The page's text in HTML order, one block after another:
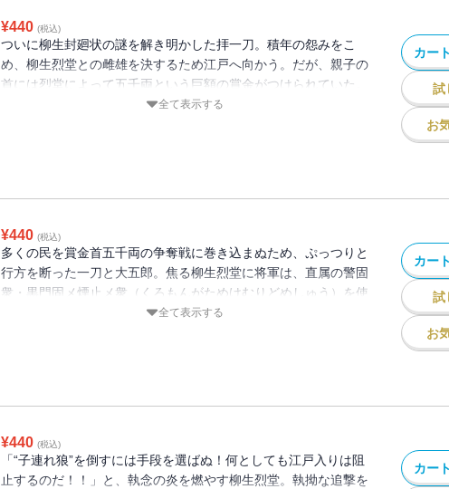
¥440 (税込)
ついに柳生封廻状の謎を解き明かした拝一刀。積年の怨みをこ
め、柳生烈堂との雌雄を決するため江戸へ向かう。だが、親子の
首には烈堂によって五千両という巨額の賞金がつけられていた。
行く手には、賞金目当ての賞金稼ぎばかりでなく農民や町人たち
全て表示する
カー
試
お
¥440 (税込)
多くの民を賞金首五千両の争奪戦に巻き込まぬため、ぷっつりと
行方を断った一刀と大五郎。焦る柳生烈堂に将軍は、直属の警固
衆・黒門固メ煙止メ衆（くろもんがためけむりどめしゅう）を使
えと命じる。身分は足軽なれど、手練の技には凄まじいものがあ
全て表示する
カー
試
お
¥440 (税込)
「“子連れ狼”を倒すには手段を選ばぬ！何としても江戸入りは阻
止するのだ！！」と、執念の炎を燃やす柳生烈堂。執拗な追撃を
カー